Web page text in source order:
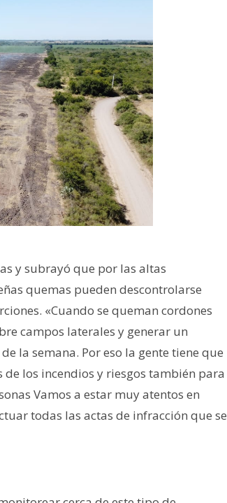
y subrayó que por las altas
quemas pueden descontrolarse
«Cuando se queman cordones
campos laterales y generar un
la semana. Por eso la gente tiene que
los incendios y riesgos también para
Vamos a estar muy atentos en
todas las actas de infracción que se